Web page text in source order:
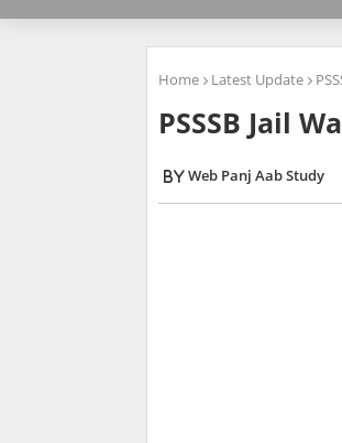
Home Latest Update
PSSSB Jail
Web Panj Aab Study